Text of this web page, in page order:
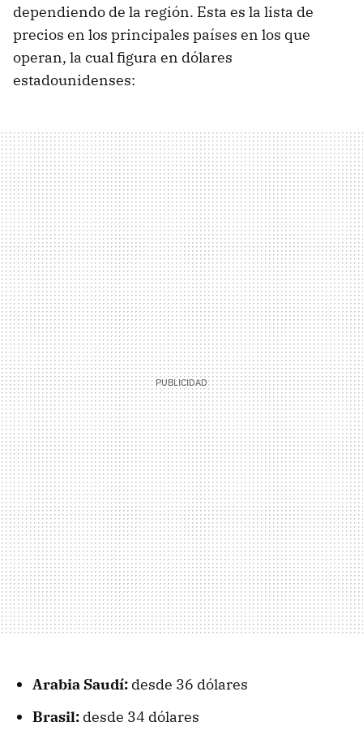
dependiendo de la región. Esta es la lista de
precios en los principales países en los que
operan, la cual figura en dólares
estadounidenses:
Arabia Saudí: desde 36 dólares
Brasil: desde 34 dólares